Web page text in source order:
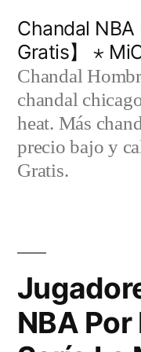
contenido
Chandal
Gratis】 ⋆
Chandal
chandal
heat. Más
precio bajo y
Gratis.
NBA